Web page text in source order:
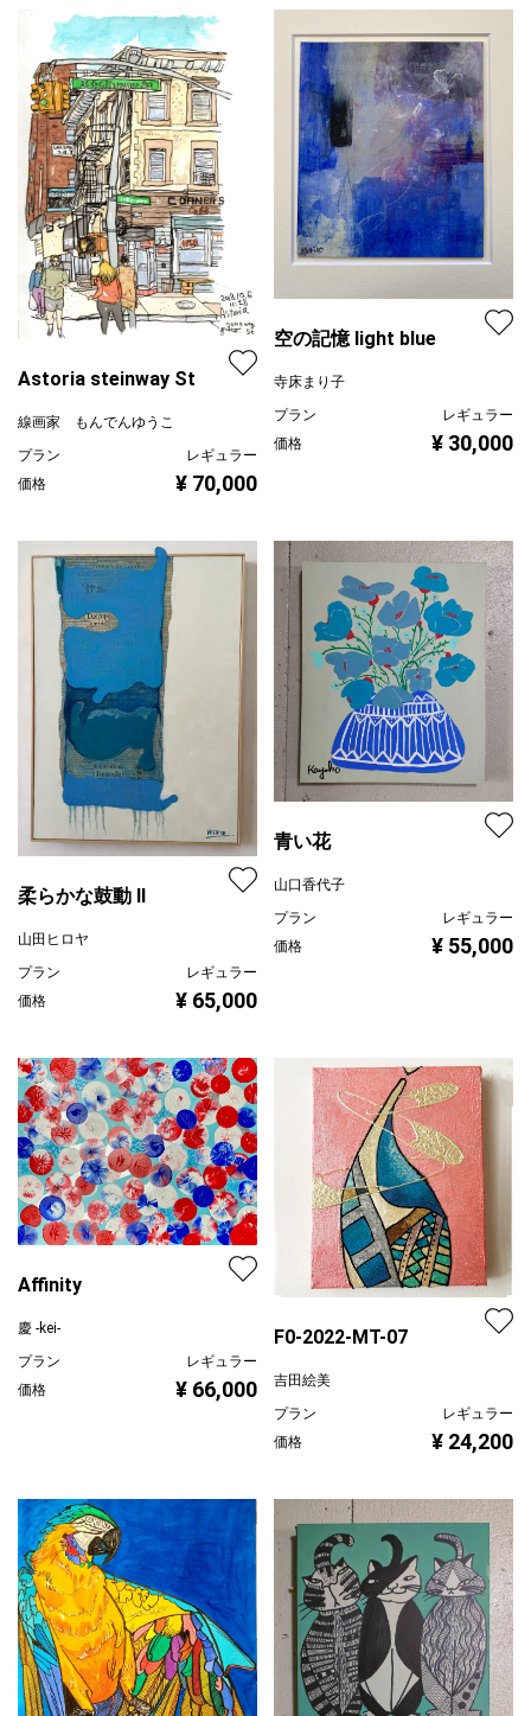
Astoria steinway St
線画家 もんでんゆうこ
プラン
レギュラー
価格
¥ 70,000
空の記憶 light blue
寺床まり子
プラン
レギュラー
価格
¥ 30,000
柔らかな鼓動 Ⅱ
山田ヒロヤ
プラン
レギュラー
価格
¥ 65,000
青い花
山口香代子
プラン
レギュラー
価格
¥ 55,000
Affinity
慶 -kei-
プラン
レギュラー
価格
¥ 66,000
F0-2022-MT-07
吉田絵美
プラン
レギュラー
価格
¥ 24,200